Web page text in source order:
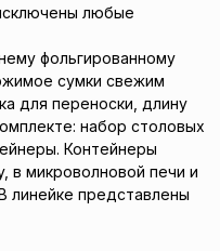
любые
фольгированному
сумки свежим
для переноски, длину
набор столовых
Контейнеры
в микроволновой печи и
линейке представлены